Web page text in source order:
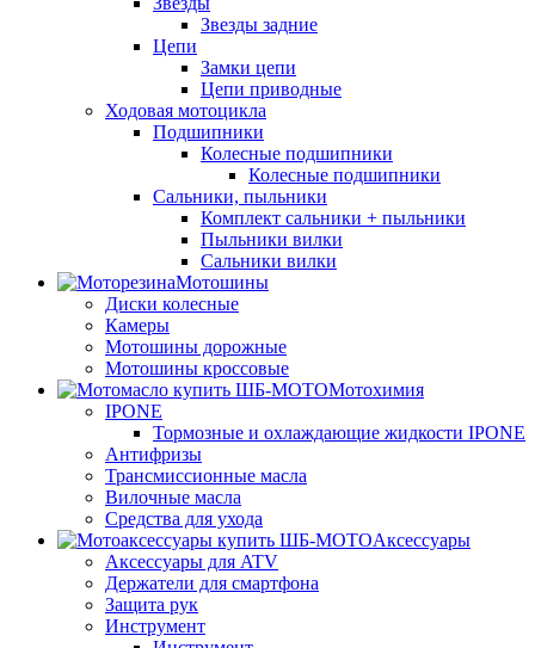
Звезды задние
Цепи
Замки цепи
Цепи приводные
Ходовая мотоцикла
Подшипники
Колесные подшипники
Колесные подшипники
Сальники, пыльники
Комплект сальники + пыльники
Пыльники вилки
Сальники вилки
Мотошины
Диски колесные
Камеры
Мотошины дорожные
Мотошины кроссовые
Мотохимия
IPONE
Тормозные и охлаждающие жидкости IPONE
Антифризы
Трансмиссионные масла
Вилочные масла
Средства для ухода
Аксессуары
Аксессуары для ATV
Держатели для смартфона
Защита рук
Инструмент